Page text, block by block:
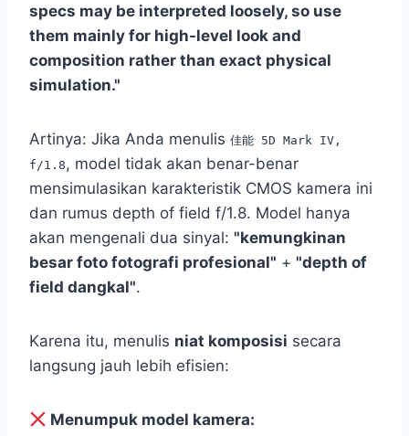
specs may be interpreted loosely, so use
them mainly for high-level look and
composition rather than exact physical
simulation."
Artinya: Jika Anda menulis 佳能 5D Mark IV,
f/1.8 , model tidak akan benar-benar
mensimulasikan karakteristik CMOS kamera ini
dan rumus depth of field f/1.8. Model hanya
akan mengenali dua sinyal: "kemungkinan
besar foto fotografi profesional" + "depth of
field dangkal".
Karena itu, menulis niat komposisi secara
langsung jauh lebih efisien:
Menumpuk model kamera: